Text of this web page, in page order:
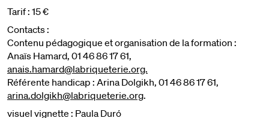
Tarif : 15 €
Contacts :
Contenu pédagogique et organisation de la formation :
Anaïs Hamard, 01 46 86 17 61,
anais.hamard@labriqueterie.org.
Référente handicap : Arina Dolgikh, 01 46 86 17 61,
arina.dolgikh@labriqueterie.org.
visuel vignette : Paula Duró